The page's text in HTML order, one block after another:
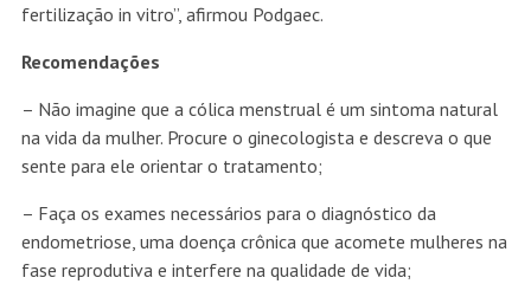
fertilização in vitro”, afirmou Podgaec.
Recomendações
– Não imagine que a cólica menstrual é um sintoma natural
na vida da mulher. Procure o ginecologista e descreva o que
sente para ele orientar o tratamento;
– Faça os exames necessários para o diagnóstico da
endometriose, uma doença crônica que acomete mulheres na
fase reprodutiva e interfere na qualidade de vida;